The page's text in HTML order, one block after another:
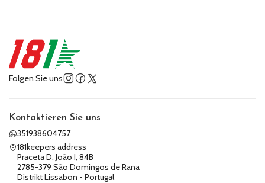
Folgen Sie uns
Kontaktieren Sie uns
351938604757
181keepers address
Praceta D. João I, 84B
2785-379 São Domingos de Rana
Distrikt Lissabon - Portugal